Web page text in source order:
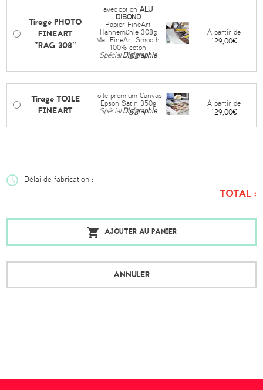
Tirage PHOTO
FINEART
"RAG 308"
avecoptionALU
DIBOND
Papier FineArt
Hahnemühle 308g
Mat FineArt Smooth
100% coton
SpécialDigigraphie
À partir de
129,00€
Tirage TOILE
FINEART
Toile premium Canvas
Epson Satin 350g
SpécialDigigraphie
À partir de
129,00€
Délai de fabrication :
TOTAL :
ANNULER
AJOUTER AU PANIER